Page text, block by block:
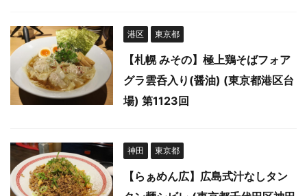
港区 東京都
【札幌 みその】極上鶏そばフォア
グラ雲呑入り(醤油) (東京都港区台
場) 第1123回
神田 東京都
【らぁめん広】広島式汁なしタン